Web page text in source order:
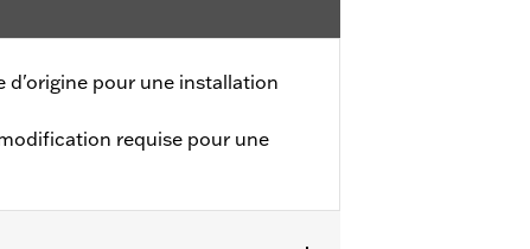
d'origine pour une installation
requise pour une